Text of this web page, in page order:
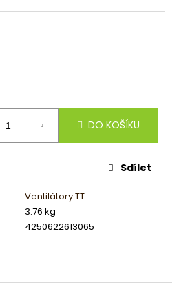
DO KOŠÍKU
Ventilátory TT
3.76 kg
4250622613065
Sdílet